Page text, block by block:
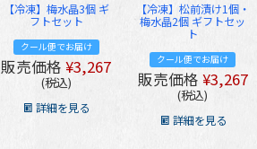
【冷凍】梅水晶3個 ギ
フトセット
クール便でお届け
販売価格 ¥3,267
税込
詳細を見る
【冷凍】松前漬け1個・
梅水晶2個 ギフトセッ
ト
クール便でお届け
販売価格 ¥3,267
税込
詳細を見る